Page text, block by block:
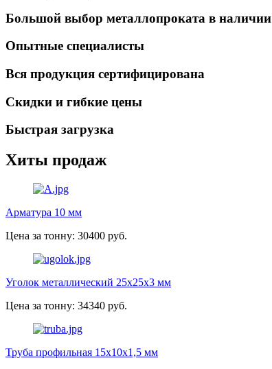
Большой выбор металлопроката в наличии
Опытные специалисты
Вся продукция сертифицирована
Скидки и гибкие цены
Быстрая загрузка
Хиты продаж
Арматура 10 мм
Цена за тонну: 30400 руб.
Уголок металлический 25х25х3 мм
Цена за тонну: 34340 руб.
Труба профильная 15х10х1,5 мм